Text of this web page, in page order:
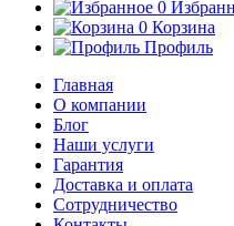
0
0 Корзина
Профиль
Главная
О компании
Блог
Наши услуги
Гарантия
Доставка и оплата
Сотрудничество